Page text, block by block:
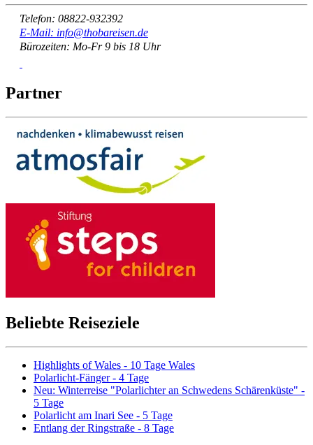
Telefon: 08822-932392
E-Mail: info@thobareisen.de
Bürozeiten: Mo-Fr 9 bis 18 Uhr
Partner
Beliebte Reiseziele
Highlights of Wales - 10 Tage Wales
Polarlicht-Fänger - 4 Tage
Neu: Winterreise "Polarlichter an Schwedens Schärenküste" -
5 Tage
Polarlicht am Inari See - 5 Tage
Entlang der Ringstraße - 8 Tage